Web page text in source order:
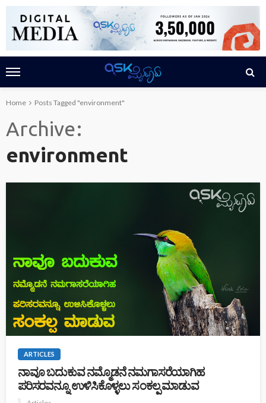
Home Posts Tagged "environment"
Archive
environment
ARTICLES
ನಾವೂ ಬದುಕುವ ನಮ್ಮೊಡನೆ ನಮಗಾಸರೆಯಾಗಿಹ
ಪರಿಸರವನ್ನೂ ಉಳಿಸಿಕೊಳ್ಳಲು ಸಂಕಲ್ಪ ಮಾಡುವ